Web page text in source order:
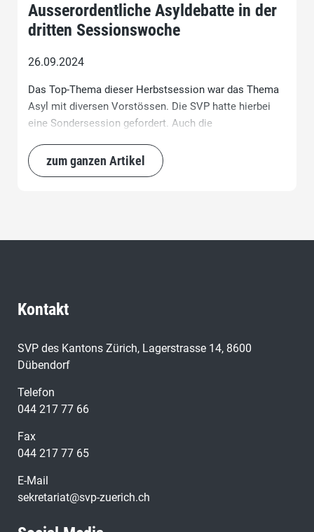
Ausserordentliche Asyldebatte in der
dritten Sessionswoche
26.09.2024
Das Top-Thema dieser Herbstsession war das Thema
Asyl mit diversen Vorstössen. Die SVP hatte hierbei
eine Sondersession gefordert. Auch die
zum ganzen Artikel
Kontakt
SVP des Kantons Zürich, Lagerstrasse 14, 8600
Dübendorf
Telefon
044 217 77 66
Fax
044 217 77 65
E-Mail
sekretariat@svp-zuerich.ch